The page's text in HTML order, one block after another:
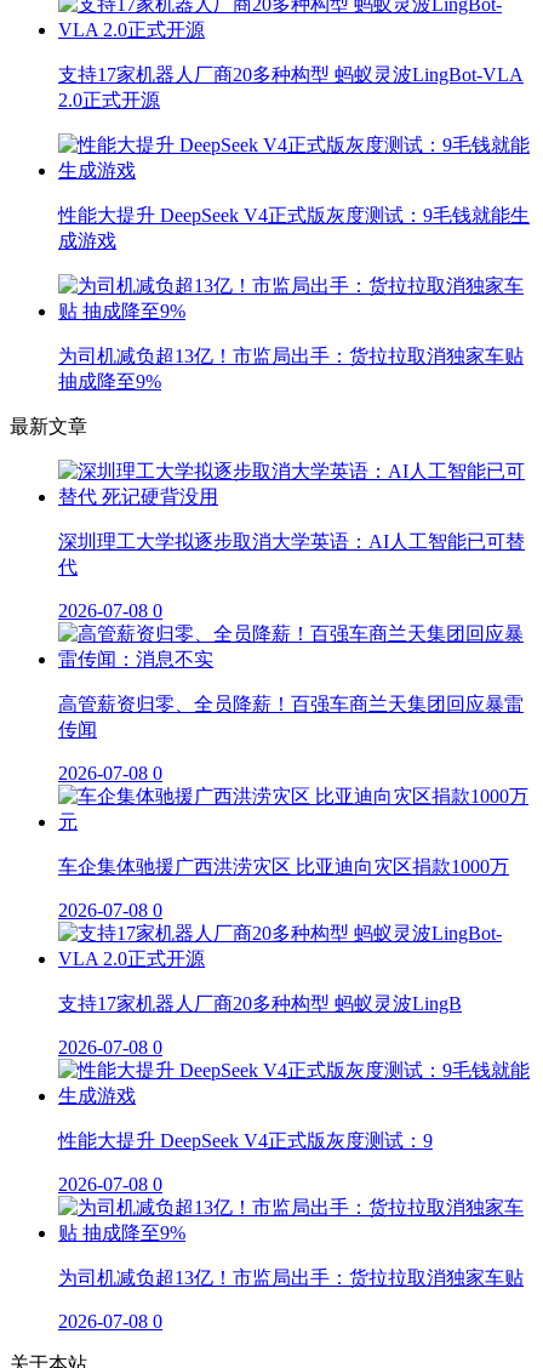
支持17家机器人厂商20多种构型 蚂蚁灵波LingBot-VLA
2.0正式开源
性能大提升 DeepSeek V4正式版灰度测试：9毛钱就能生
成游戏
为司机减负超13亿！市监局出手：货拉拉取消独家车贴
抽成降至9%
最新文章
深圳理工大学拟逐步取消大学英语：AI人工智能已可替
代
2026-07-08 0
高管薪资归零、全员降薪！百强车商兰天集团回应暴雷
传闻
2026-07-08 0
车企集体驰援广西洪涝灾区 比亚迪向灾区捐款1000万
2026-07-08 0
支持17家机器人厂商20多种构型 蚂蚁灵波LingB
2026-07-08 0
性能大提升 DeepSeek V4正式版灰度测试：9
2026-07-08 0
为司机减负超13亿！市监局出手：货拉拉取消独家车贴
2026-07-08 0
关于本站